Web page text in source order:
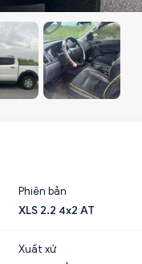
Phiên bản
XLS 2.2 4x2 AT
Xuất xứ